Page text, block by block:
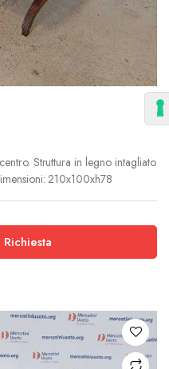
Struttura in legno intagliato
210x100xh78